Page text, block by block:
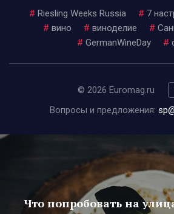
# Riesling Weeks Russia # 7
# вино # виноделие #
# GermanWineDay #
© 2026 Euromag.ru
Вопросы и предложения:
Что попробовать на